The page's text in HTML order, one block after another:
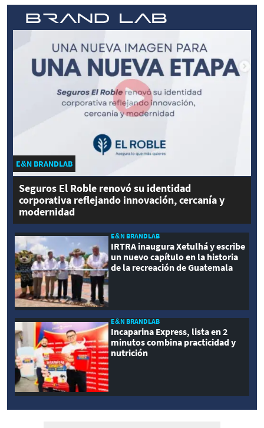
E&N BRANDLAB
Seguros El Roble renovó su identidad
corporativa reflejando innovación, cercanía y
modernidad
E&N BRANDLAB
IRTRA inaugura Xetulhá y escribe
un nuevo capítulo en la historia
de la recreación de Guatemala
E&N BRANDLAB
Incaparina Express, lista en 2
minutos combina practicidad y
nutrición